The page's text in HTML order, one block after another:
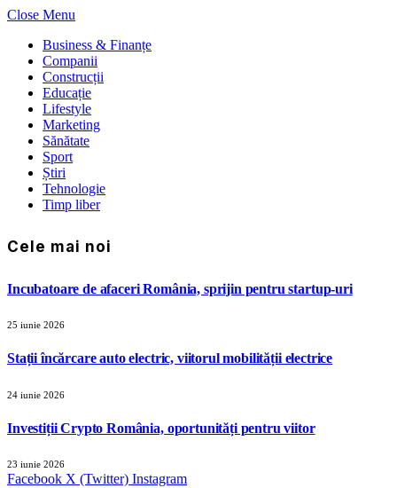
Close Menu
Business & Finanțe
Companii
Construcții
Educație
Lifestyle
Marketing
Sănătate
Sport
Știri
Tehnologie
Timp liber
Cele mai noi
Incubatoare de afaceri România, sprijin pentru startup-uri
25 iunie 2026
Stații încărcare auto electric, viitorul mobilității electrice
24 iunie 2026
Investiții Crypto România, oportunități pentru viitor
23 iunie 2026
Facebook X (Twitter) Instagram